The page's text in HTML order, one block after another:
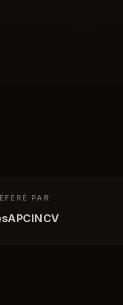
PAR
APCINCV